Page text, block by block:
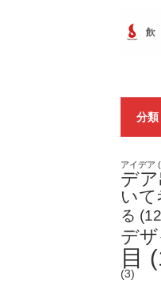
分類
アイデア
デ
いて
る
デ
目
(3)